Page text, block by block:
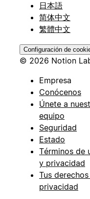
日本語
简体中文
繁體中文
Configuración de
© 2026 Notion
Empresa
Conócenos
Únete a
equipo
Seguridad
Estado
Términos de
y privacidad
Tus
privacidad